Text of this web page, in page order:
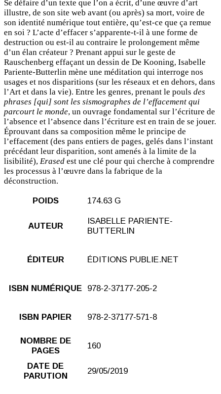
Se défaire d’un texte que l’on a écrit, d’une œuvre d’art
illustre, de son site web avant (ou après) sa mort, voire de
son identité numérique tout entière, qu’est-ce que ça remue
en soi ? L’acte d’effacer s’apparente-t-il à une forme de
destruction ou est-il au contraire le prolongement même
d’un élan créateur ? Prenant appui sur le geste de
Rauschenberg effaçant un dessin de De Kooning, Isabelle
Pariente-Butterlin mène une méditation qui interroge nos
usages et nos disparitions (sur les réseaux et en dehors, dans
l’Art et dans la vie). Entre les genres, prenant le pouls des
phrases [qui] sont les sismographes de l’effacement qui
parcourt le monde, un ouvrage fondamental sur l’écriture de
l’absence et l’absence dans l’écriture est en train de se jouer.
Éprouvant dans sa composition même le principe de
l’effacement (des pans entiers de pages, gelés dans l’instant
précédant leur disparition, sont amenés à la limite de la
lisibilité), Erased est une clé pour qui cherche à comprendre
les processus à l’œuvre dans la fabrique de la
déconstruction.
POIDS 174.63 G
AUTEUR
ISABELLE PARIENTE-
BUTTERLIN
ÉDITEUR ÉDITIONS PUBLIE.NET
ISBN NUMÉRIQUE 978-2-37177-205-2
ISBN PAPIER 978-2-37177-571-8
NOMBRE DE
PAGES
160
DATE DE
PARUTION
29/05/2019